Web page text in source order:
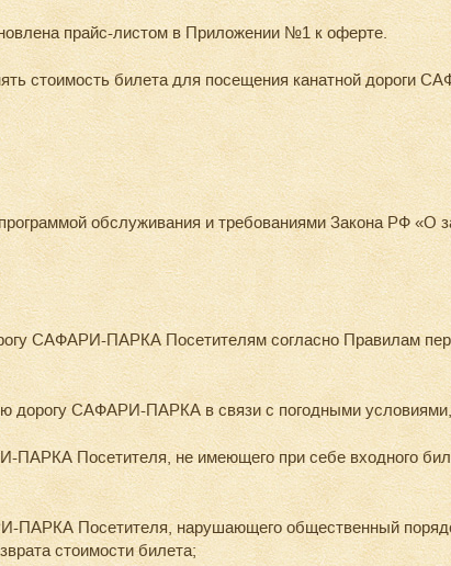
прайс-листом в Приложении №1 к оферте.
стоимость билета для посещения канатной дороги
обслуживания и требованиями Закона РФ «О
САФАРИ-ПАРКА Посетителям согласно Правилам
дорогу САФАРИ-ПАРКА в связи с погодными
ПАРКА Посетителя, не имеющего при себе входного
ПАРКА Посетителя, нарушающего общественный
стоимости билета;